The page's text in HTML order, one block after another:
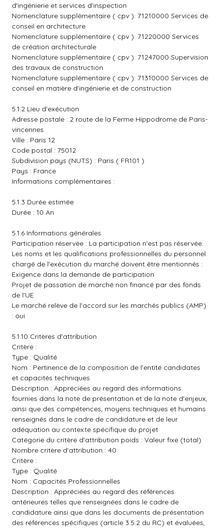
d'ingénierie et services d'inspection
Nomenclature supplémentaire ( cpv ): 71210000 Services de
conseil en architecture
Nomenclature supplémentaire ( cpv ): 71220000 Services
de création architecturale
Nomenclature supplémentaire ( cpv ): 71247000 Supervision
des travaux de construction
Nomenclature supplémentaire ( cpv ): 71310000 Services de
conseil en matière d'ingénierie et de construction
5.1.2 Lieu d'exécution
Adresse postale : 2 route de la Ferme Hippodrome de Paris-
vincennes
Ville : Paris 12
Code postal : 75012
Subdivision pays (NUTS) : Paris ( FR101 )
Pays : France
Informations complémentaires :
5.1.3 Durée estimée
Durée : 10 An
5.1.6 Informations générales
Participation réservée : La participation n'est pas réservée.
Les noms et les qualifications professionnelles du personnel
chargé de l'exécution du marché doivent être mentionnés :
Exigence dans la demande de participation
Projet de passation de marché non financé par des fonds
de l'UE
Le marché relève de l'accord sur les marchés publics (AMP)
: oui
5.1.10 Critères d'attribution
Critère :
Type : Qualité
Nom : Pertinence de la composition de l'entité candidates
et capacités techniques
Description : Appréciées au regard des informations
fournies dans la note de présentation et de la note d'enjeux,
ainsi que des compétences, moyens techniques et humains
renseignés dans le cadre de candidature et de leur
adéquation au contexte spécifique du projet
Catégorie du critère d'attribution poids : Valeur fixe (total)
Nombre critère d'attribution : 40
Critère :
Type : Qualité
Nom : Capacités Professionnelles
Description : Appréciées au regard des références
antérieures telles que renseignées dans le cadre de
candidature ainsi que dans les documents de présentation
des références spécifiques (article 3.5.2 du RC) et évaluées,